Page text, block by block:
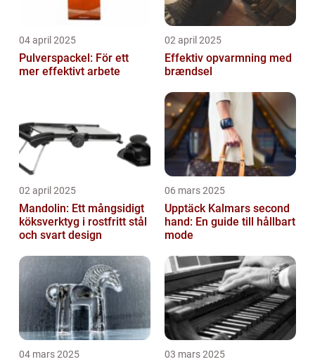
04 april 2025
Pulverspackel: För ett
mer effektivt arbete
02 april 2025
Effektiv opvarmning med
brændsel
02 april 2025
Mandolin: Ett mångsidigt
köksverktyg i rostfritt stål
och svart design
06 mars 2025
Upptäck Kalmars second
hand: En guide till hållbart
mode
04 mars 2025 03 mars 2025